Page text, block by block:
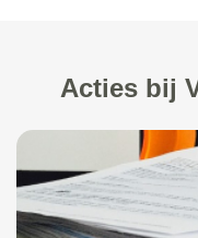
Acties bij